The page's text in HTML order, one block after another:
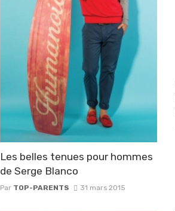
Les belles tenues pour hommes
de Serge Blanco
Par TOP-PARENTS 31 mars 2015